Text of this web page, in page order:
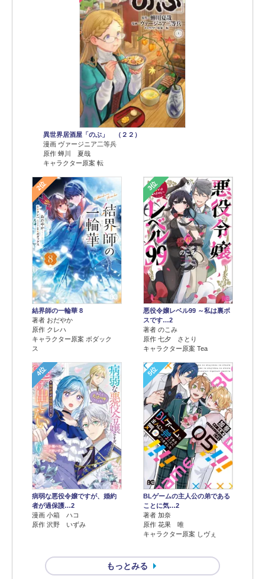
異世界居酒屋「のぶ」 （２２）
漫画 ヴァージニア二等兵
原作 蝉川 夏哉
キャラクター原案 転
2位
結界師の一輪華 8
著者 おだやか
原作 クレハ
キャラクター原案 ボダック
ス
3位
悪役令嬢レベル99 ～私は裏ボ
スです…2
著者 のこみ
原作 七夕 さとり
キャラクター原案 Tea
4位
病弱な悪役令嬢ですが、婚約
者が過保護…2
漫画 小箱 ハコ
原作 沢野 いずみ
5位
BLゲームの主人公の弟である
ことに気…2
著者 加奈
原作 花果 唯
キャラクター原案 しヴぇ
もっとみる